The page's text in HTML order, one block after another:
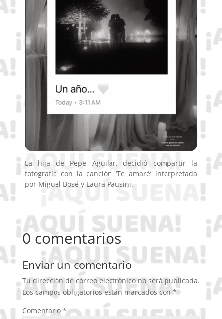
La hija de Pepe Aguilar, decidió compartir la
fotografía con la canción ‘Te amaré’ interpretada
por Miguel Bosé y Laura Pausini.
0 comentarios
Enviar un comentario
Tu dirección de correo electrónico no será publicada.
Los campos obligatorios están marcados con *
Comentario *